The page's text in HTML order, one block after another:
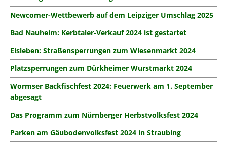
Newcomer-Wettbewerb auf dem Leipziger Umschlag 2025
Bad Nauheim: Kerbtaler-Verkauf 2024 ist gestartet
Eisleben: Straßensperrungen zum Wiesenmarkt 2024
Platzsperrungen zum Dürkheimer Wurstmarkt 2024
Wormser Backfischfest 2024: Feuerwerk am 1. September
abgesagt
Das Programm zum Nürnberger Herbstvolksfest 2024
Parken am Gäubodenvolksfest 2024 in Straubing